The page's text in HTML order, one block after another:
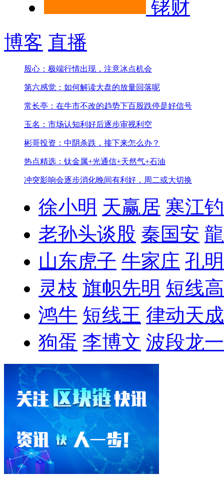
铑财
博客 直播
股心：极端行情出现，注意冰点机会
第六感觉：如何解读大盘的放量回落呢
常长亭：在牛市不改的趋势下百股跌停是好信号
玉名：市场认知利好后逐步审视利空
彬哥投资：中阴杀跌，接下来怎么办？
热点精选：钛金属+光通信+天然气+石油
冲突影响会逐步消化晚间有利好，周二或大切换
徐小明 天赢居 寒江
老孙头谈股 秦国安
山东虎子 牛家庄 孔
灵枝 旗帜先明 短线
鸿牛 短线王 律动天成
狗蛋 李博文 波段龙一